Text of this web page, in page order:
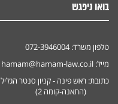
בואו ניפגש
טלפון משרד: 072-3946004
מייל: hamam@hamam-law.co.il
כתובת: ראש פינה - קניון סנטר הגליל
(התאנה-קומה 2)